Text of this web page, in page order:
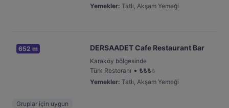
Yemekler: Tatlı, Akşam Yemeği
652 m DERSAADET Cafe Restaurant Bar
Karaköy bölgesinde
Türk Restoranı • ₺₺₺₺
Yemekler: Tatlı, Akşam Yemeği
Gruplar için uygun